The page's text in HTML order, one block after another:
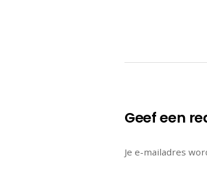
Geef een
Je e-mailadres